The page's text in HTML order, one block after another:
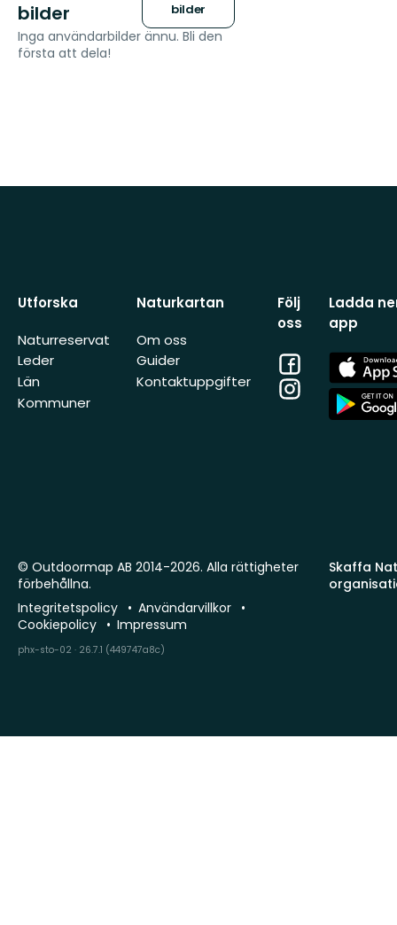
bilder
bilder
Inga användarbilder ännu. Bli den
första att dela!
Utforska
Naturreservat
Leder
Län
Kommuner
Naturkartan
Om oss
Guider
Kontaktuppgifter
Följ
oss
Facebook
Instagram
Ladda
app
App
Store
App
Store
Skaffa
© Outdoormap AB 2014-2026. Alla rättigheter
förbehållna.
Integritetspolicy
Användarvillkor
Cookiepolicy
Impressum
phx-sto-02 · 26.7.1 (449747a8c)